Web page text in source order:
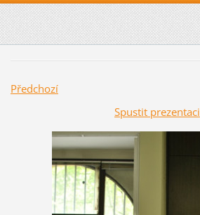
Předchozí
Spustit prezentaci